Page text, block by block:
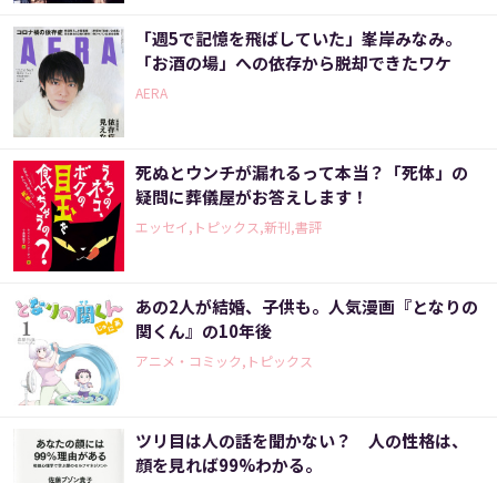
「週5で記憶を飛ばしていた」峯岸みなみ。
「お酒の場」への依存から脱却できたワケ
AERA
死ぬとウンチが漏れるって本当？「死体」の
疑問に葬儀屋がお答えします！
エッセイ,トピックス,新刊,書評
あの2人が結婚、子供も。人気漫画『となりの
関くん』の10年後
アニメ・コミック,トピックス
ツリ目は人の話を聞かない？ 人の性格は、
顔を見れば99%わかる。